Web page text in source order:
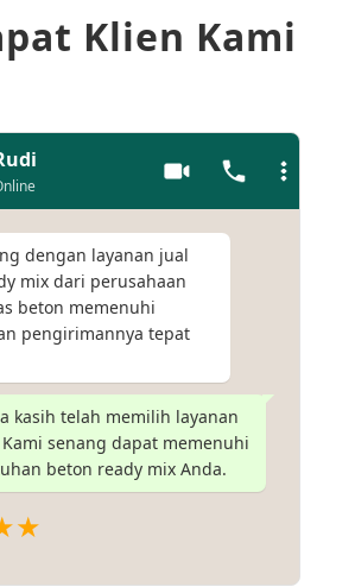
Klien Kami
dengan layanan jual
mix dari perusahaan
beton memenuhi
pengirimannya tepat
kasih telah memilih layanan
senang dapat memenuhi
beton ready mix Anda.